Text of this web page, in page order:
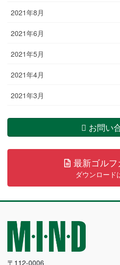
2021年8月
2021年6月
2021年5月
2021年4月
2021年3月
お問い
最新ゴル
ダウンロード
〒112-0006